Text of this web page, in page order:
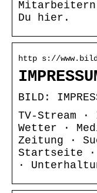
Mitarbeitern
Du hier.
http s://
BILD:
TV-Stream
Wetter ·
Zeitung ·
Startseite ·
·